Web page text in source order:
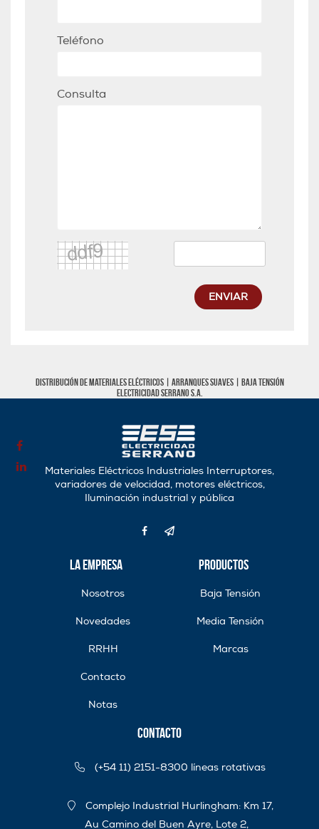
Teléfono
Consulta
ENVIAR
Distribución de materiales eléctricos | Arranques Suaves| Baja tensión
Electricidad Serrano S.A.
Materiales Eléctricos Industriales Interruptores,
variadores de velocidad, motores eléctricos,
Iluminación industrial y pública
La Empresa
Nosotros
Novedades
RRHH
Contacto
Notas
Productos
Baja Tensión
Media Tensión
Marcas
Contacto
(+54 11) 2151-8300 líneas rotativas
Complejo Industrial Hurlingham: Km 17,
Au Camino del Buen Ayre, Lote 2,